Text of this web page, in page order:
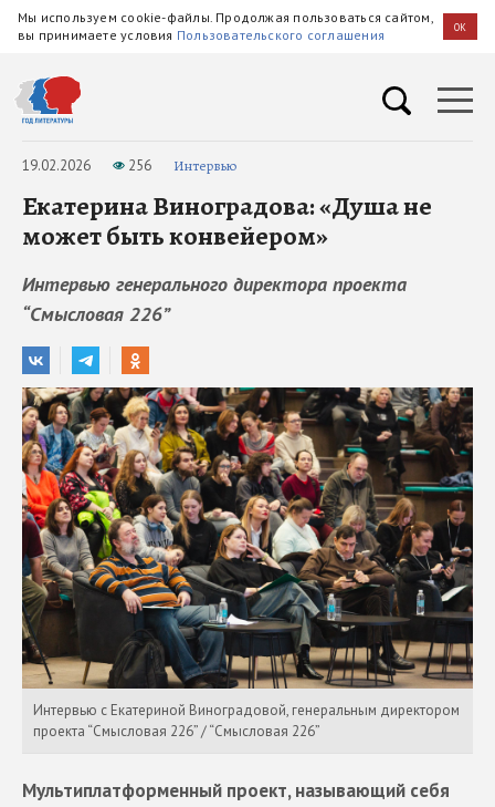
Мы используем cookie-файлы. Продолжая пользоваться сайтом,
вы принимаете условия Пользовательского соглашения OK
19.02.2026 256 Интервью
Екатерина Виноградова: «Душа не
может быть конвейером»
Интервью генерального директора проекта
“Cмысловая 226”
Интервью с Екатериной Виноградовой, генеральным директором
проекта “Cмысловая 226” / “Cмысловая 226”
Мультиплатформенный проект, называющий себя